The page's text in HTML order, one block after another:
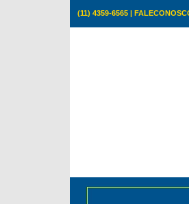
(11) 4359-6565 |